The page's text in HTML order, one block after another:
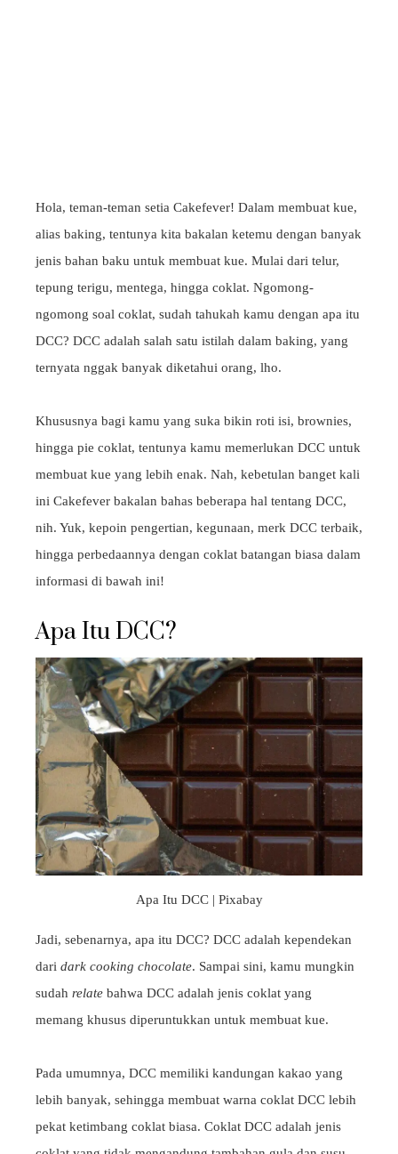
Hola, teman-teman setia Cakefever! Dalam membuat kue,
alias baking, tentunya kita bakalan ketemu dengan banyak
jenis bahan baku untuk membuat kue. Mulai dari telur,
tepung terigu, mentega, hingga coklat. Ngomong-
ngomong soal coklat, sudah tahukah kamu dengan apa itu
DCC? DCC adalah salah satu istilah dalam baking, yang
ternyata nggak banyak diketahui orang, lho.
Khususnya bagi kamu yang suka bikin roti isi, brownies,
hingga pie coklat, tentunya kamu memerlukan DCC untuk
membuat kue yang lebih enak. Nah, kebetulan banget kali
ini Cakefever bakalan bahas beberapa hal tentang DCC,
nih. Yuk, kepoin pengertian, kegunaan, merk DCC terbaik,
hingga perbedaannya dengan coklat batangan biasa dalam
informasi di bawah ini!
Apa Itu DCC?
Apa Itu DCC | Pixabay
Jadi, sebenarnya, apa itu DCC? DCC adalah kependekan
dari dark cooking chocolate. Sampai sini, kamu mungkin
sudah relate bahwa DCC adalah jenis coklat yang
memang khusus diperuntukkan untuk membuat kue.
Pada umumnya, DCC memiliki kandungan kakao yang
lebih banyak, sehingga membuat warna coklat DCC lebih
pekat ketimbang coklat biasa. Coklat DCC adalah jenis